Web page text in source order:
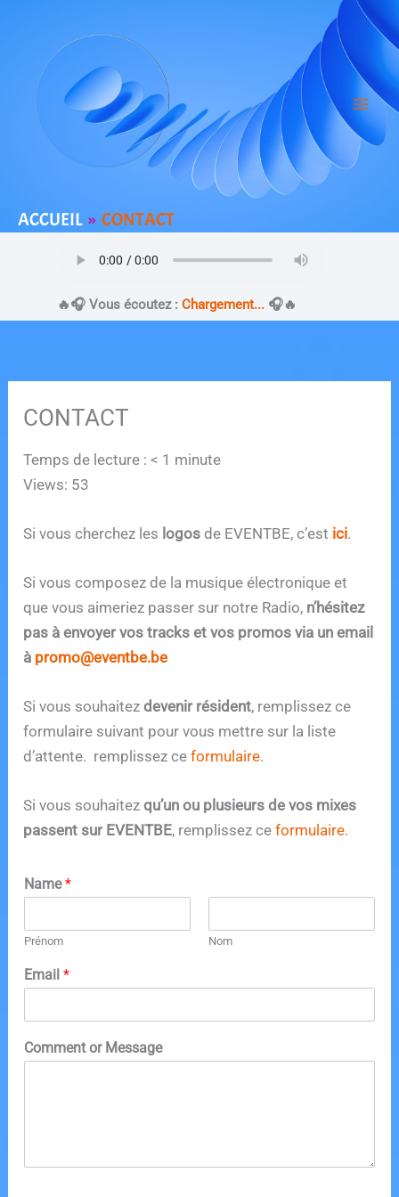
contenu
ACCUEIL CONTACT
​🔥​🎧 Vous écoutez : Chargement... 🎧​🔥​
CONTACT
Temps de lecture :< 1 minute
Views: 53
Si vous cherchez les logos de EVENTBE, c’est ici.
Si vous composez de la musique électronique et
que vous aimeriez passer sur notre Radio, n’hésitez
pas à envoyer vos tracks et vos promos via un email
à promo@eventbe.be
Si vous souhaitezdevenir résident, remplissez ce
formulaire suivant pour vous mettre sur la liste
d’attente. remplissez ceformulaire.
Si vous souhaitezqu’un ou plusieurs de vos mixes
passent sur EVENTBE, remplissez ceformulaire.
Name*
Prénom Nom
Email*
Comment or Message